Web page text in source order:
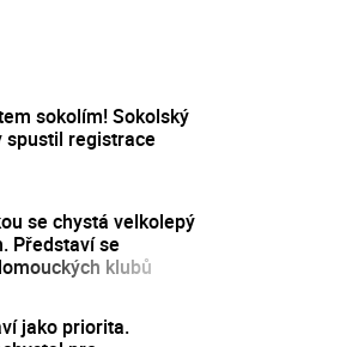
sokolím! Sokolský
spustil registrace
se chystá velkolepý
Představí se
klubů
jako priorita.